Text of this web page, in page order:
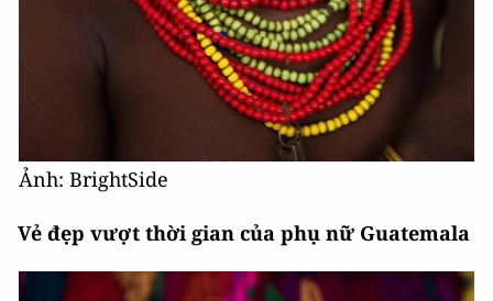
Ảnh: BrightSide
Vẻ đẹp vượt thời gian của phụ nữ Guatemala